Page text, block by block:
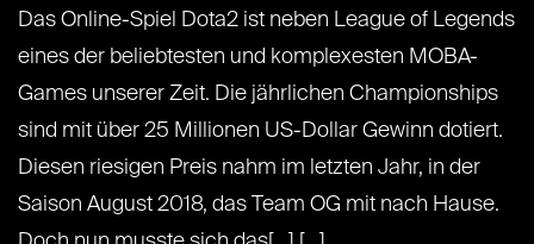
Das Online-Spiel Dota2 ist neben League of Legends
eines der beliebtesten und komplexesten MOBA-
Games unserer Zeit. Die jährlichen Championships
sind mit über 25 Millionen US-Dollar Gewinn dotiert.
Diesen riesigen Preis nahm im letzten Jahr, in der
Saison August 2018, das Team OG mit nach Hause.